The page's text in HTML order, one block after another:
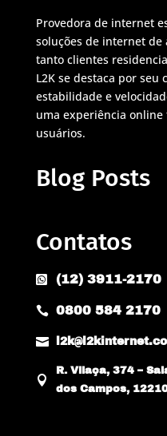
Provedora de internet
soluções de internet
tanto clientes
L2K se destaca por seu
estabilidade e
uma experiência
usuários.
Blog Posts
Contatos
 (12) 3911-2170
 0800 584 2170


R. Vilaça, 374 –
dos Campos,